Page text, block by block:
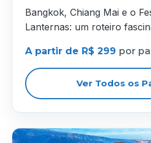
Bangkok, Chiang Mai e o
Lanternas: um roteiro
A partir de R$ 299 por
Ver Todos os